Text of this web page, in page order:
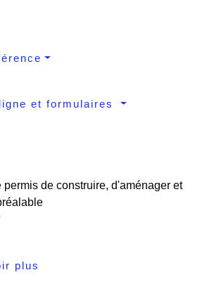
et formulaires
permis de construire, d'aménager et
plus